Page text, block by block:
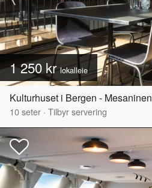
1 250 krlokalleie
Kulturhuset i Bergen - Mesaninen
10seter · Tilbyr servering